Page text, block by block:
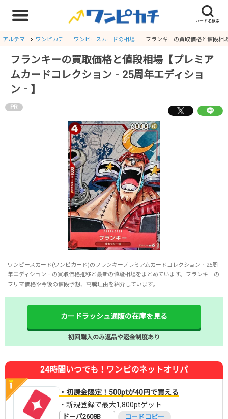
アルテマ ワンピカチ ワンピースカードの相場 フランキーの買取価格と値段
フランキーの買取価格と値段相場【プレミア
ムカードコレクション‐25周年エディショ
ン‐】
PR
ワンピースカード(ワンピカード)のフランキープレミアムカードコレクション‐25周
年エディション‐の買取価格推移と最新の値段相場をまとめています。フランキーの
フリマ価格や今後の値段予想、高騰理由を紹介しています。
カードラッシュ通販の在庫を見る
初回購入のみ返品や返金制度あり
24時間いつでも！ワンピのネットオリパ
・初課金限定！500ptが40円で買える
・新規登録で最大1,800ptゲット
ドーパ2608B コードコピー